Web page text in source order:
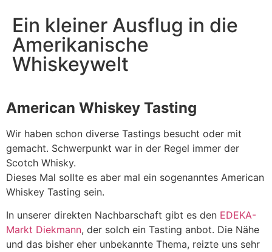
Ein kleiner Ausflug in die
Amerikanische
Whiskeywelt
American Whiskey Tasting
Wir haben schon diverse Tastings besucht oder mit
gemacht. Schwerpunkt war in der Regel immer der
Scotch Whisky.
Dieses Mal sollte es aber mal ein sogenanntes American
Whiskey Tasting sein.
In unserer direkten Nachbarschaft gibt es den EDEKA-
Markt Diekmann, der solch ein Tasting anbot. Die Nähe
und das bisher eher unbekannte Thema, reizte uns sehr